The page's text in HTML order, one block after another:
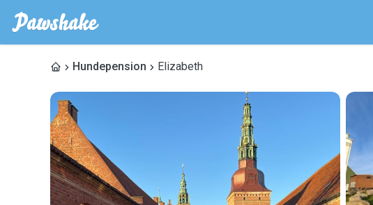
Hundepension Elizabeth